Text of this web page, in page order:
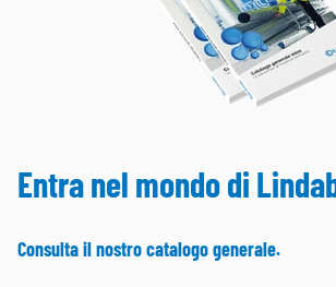
Entra nel mondo di
Consulta il nostro catalogo generale.